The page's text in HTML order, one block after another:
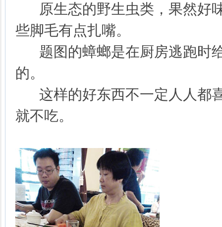
原生态的野生虫类，果然好
些脚毛有点扎嘴。
题图的蟑螂是在厨房逃跑时
的。
这样的好东西不一定人人都
就不吃。